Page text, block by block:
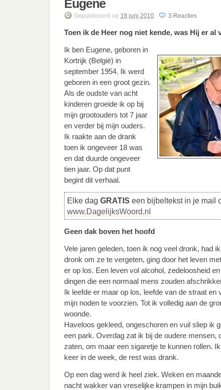
Eugene
Gepubliceerd op 18 juni 2010 . 3 Reacties
Toen ik de Heer nog niet kende, was Hij er
Ik ben Eugene, geboren in
Kortrijk (België) in
september 1954. Ik werd
geboren in een groot gezin.
Als de oudste van acht
kinderen groeide ik op bij
mijn grootouders tot 7 jaar
en verder bij mijn ouders.
Ik raakte aan de drank
toen ik ongeveer 18 was
en dat duurde ongeveer
tien jaar. Op dat punt
begint dit verhaal.
Elke dag GRATIS een bijbeltekst in je mail
www.DagelijksWoord.nl
Geen dak boven het hoofd
Vele jaren geleden, toen ik nog veel dronk, had
dronk om ze te vergeten, ging door het leven
er op los. Een leven vol alcohol, zedeloosheid
dingen die een normaal mens zouden
Ik leefde er maar op los, leefde van de straat en
mijn noden te voorzien. Tot ik volledig aan de
woonde.
Haveloos gekleed, ongeschoren en vuil sliep ik
een park. Overdag zat ik bij de oudere mensen,
zaten, om maar een sigaretje te kunnen rollen.
keer in de week, de rest was drank.
Op een dag werd ik heel ziek. Weken en
nacht wakker van vreselijke krampen in mijn